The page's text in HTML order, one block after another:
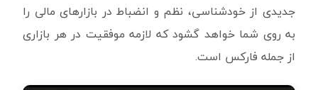
جدیدی از خودشناسی، نظم و انضباط در بازارهای مالی را
به روی شما خواهد گشود که لازمه موفقیت در هر بازاری
از جمله فارکس است.